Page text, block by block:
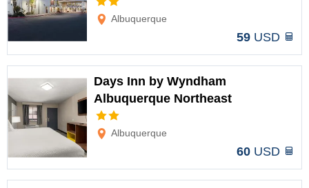
Albuquerque
59 USD
Days Inn by Wyndham
Albuquerque Northeast
Albuquerque
60 USD